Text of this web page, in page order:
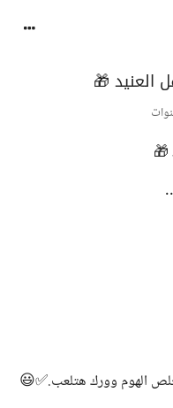
العنيد 🎁
🎁
الهوم وورك هتلعب.✅😃